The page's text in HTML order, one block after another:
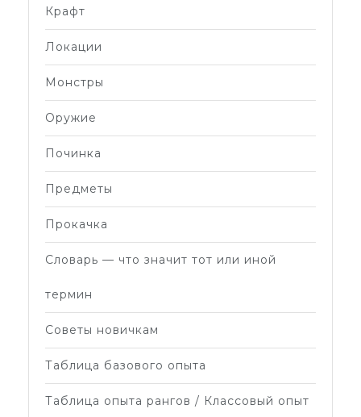
Крафт
Локации
Монстры
Оружие
Починка
Предметы
Прокачка
Словарь — что значит тот или иной
термин
Советы новичкам
Таблица базового опыта
Таблица опыта рангов / Классовый опыт